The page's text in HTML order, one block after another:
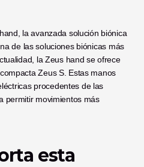
la avanzada solución biónica
de las soluciones biónicas más
la Zeus hand se ofrece
Zeus S. Estas manos
procedentes de las
permitir movimientos más
esta